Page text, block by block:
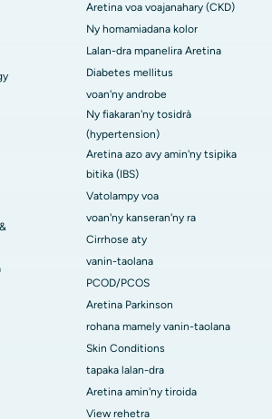
Aretina voa voajanahary (CKD)
Ny homamiadana kolor
Lalan-dra mpanelira Aretina
Diabetes mellitus
voan'ny androbe
Ny fiakaran'ny tosidrà
(hypertension)
Aretina azo avy amin'ny tsipika
bitika (IBS)
Vatolampy voa
voan'ny kanseran'ny ra
Cirrhose aty
vanin-taolana
PCOD/PCOS
Aretina Parkinson
rohana mamely vanin-taolana
Skin Conditions
tapaka lalan-dra
Aretina amin'ny tiroida
View rehetra